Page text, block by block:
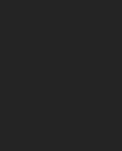
CAMINHO EM